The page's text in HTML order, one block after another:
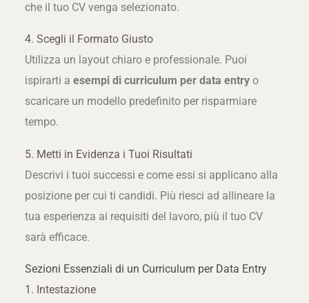
che il tuo CV venga selezionato.
4. Scegli il Formato Giusto
Utilizza un layout chiaro e professionale. Puoi
ispirarti a esempi di curriculum per data entryo
scaricare un modello predefinito per risparmiare
tempo.
5. Metti in Evidenza i Tuoi Risultati
Descrivi i tuoi successi e come essi si applicano alla
posizione per cui ti candidi. Più riesci ad allineare la
tua esperienza ai requisiti del lavoro, più il tuo CV
sarà efficace.
Sezioni Essenziali di un Curriculum per Data Entry
1. Intestazione